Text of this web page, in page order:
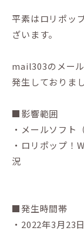
平素はロリポッ
ざいます。
mail303のメー
発生しておりま
■影響範囲
・メールソフト
・ロリポップ！
況
■発生時間帯
・2022年3月23